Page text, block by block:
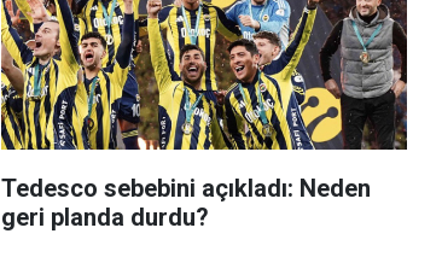
Tedesco sebebini açıkladı: Neden
geri planda durdu?